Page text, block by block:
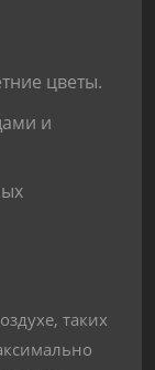
цветы.
и
таких